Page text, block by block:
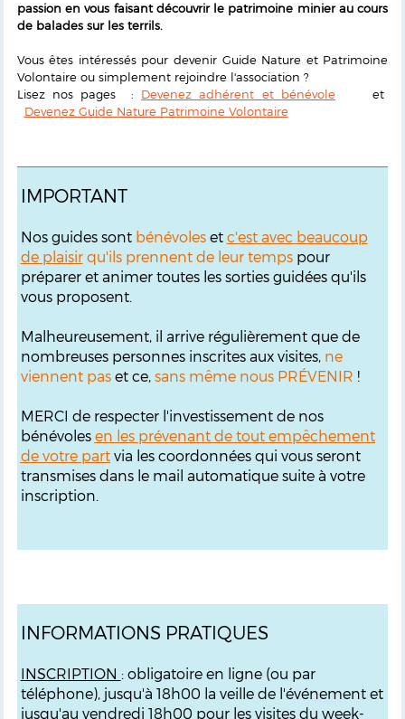
passion en vous faisant découvrir le patrimoine minier au cours
de balades sur les terrils.
Vous êtes intéressés pour devenir Guide Nature et Patrimoine
Volontaire ou simplement rejoindre l'association ?
Lisez nos pages : Devenez adhérent et bénévole et
Devenez Guide Nature Patrimoine Volontaire
IMPORTANT
Nos guides sont bénévoleset c'est avec beaucoup
de plaisirqu'ils prennent de leur tempspour
préparer et animer toutes les sorties guidées qu'ils
vous proposent.
Malheureusement, il arrive régulièrement que de
nombreuses personnes inscrites aux visites, ne
viennent paset ce, sans même nous PRÉVENIR !
MERCI de respecter l'investissement de nos
bénévoles en les prévenant de tout empêchement
de votre partvia les coordonnées qui vous seront
transmises dans le mail automatique suite à votre
inscription.
INFORMATIONS PRATIQUES
INSCRIPTION : obligatoire en ligne (ou par
téléphone), jusqu'à 18h00 la veille de l'événement et
jusqu'au vendredi 18h00 pour les visites du week-